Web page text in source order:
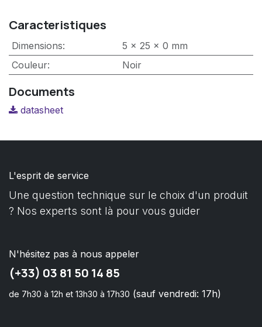
Caracteristiques
Dimensions:
5 x 25 x 0 mm
Couleur: Noir
Documents
datasheet
L'esprit de service
Une question technique sur le choix d'un produit
? Nos experts sont là pour vous guider
N'hésitez pas à nous appeler
(+33) 03 81 50 14 85
de 7h30 à 12h et 13h30 à 17h30 (sauf vendredi: 17h)